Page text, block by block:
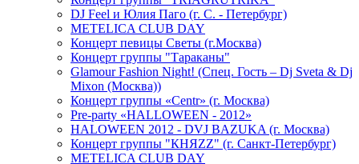
DJ Feel и Юлия Паго (г. С. - Петербург)
METELICA CLUB DAY
Концерт певицы Светы (г.Москва)
Концерт группы "Тараканы"
Glamour Fashion Night! (Спец. Гость – Dj Sveta & Dj
Mixon (Москва))
Концерт группы «Centr» (г. Москва)
Pre-party «HALLOWEEN - 2012»
HALOWEEN 2012 - DVJ BAZUKA (г. Москва)
Концерт группы "КНЯZZ" (г. Санкт-Петербург)
METELICA CLUB DAY